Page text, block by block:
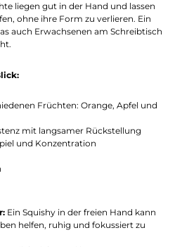
liegen gut in der Hand und lassen
ohne ihre Form zu verlieren. Ein
auch Erwachsenen am Schreibtisch
Früchten: Orange, Apfel und
mit langsamer Rückstellung
und Konzentration
Ein Squishy in der freien Hand kann
helfen, ruhig und fokussiert zu